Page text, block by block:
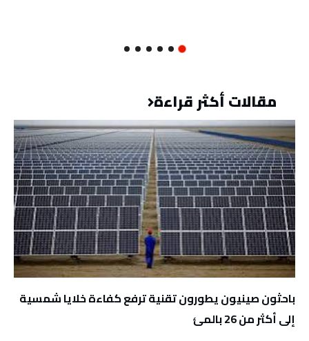
مقالات أكثر قراءة
باحثون صينيون يطورون تقنية ترفع كفاءة خلايا شمسية
إلى أكثر من 26 بالمئ